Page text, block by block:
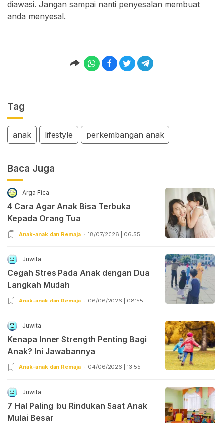
diawasi. Jangan sampai nanti penyesalan membuat
anda menyesal.
Tag
anak lifestyle perkembangan anak
Baca Juga
Arga Fica
4 Cara Agar Anak Bisa Terbuka
Kepada Orang Tua
Anak-anak dan Remaja 18/07/2026 | 06:55
Juwita
Cegah Stres Pada Anak dengan Dua
Langkah Mudah
Anak-anak dan Remaja 06/06/2026 | 08:55
Juwita
Kenapa Inner Strength Penting Bagi
Anak? Ini Jawabannya
Anak-anak dan Remaja 04/06/2026 | 13:55
Juwita
7 Hal Paling Ibu Rindukan Saat Anak
Mulai Besar